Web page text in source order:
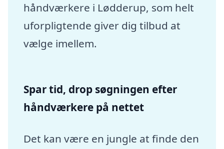
håndværkere i Lødderup, som helt
uforpligtende giver dig tilbud at
vælge imellem.
Spar tid, drop søgningen efter
håndværkere på nettet
Det kan være en jungle at finde den